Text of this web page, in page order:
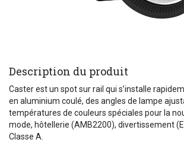
Description du produit
Caster est un spot sur rail qui s’installe
en aluminium coulé, des angles de lampe
températures de couleurs spéciales pour la
mode, hôtellerie (AMB2200), divertissement
Classe A.